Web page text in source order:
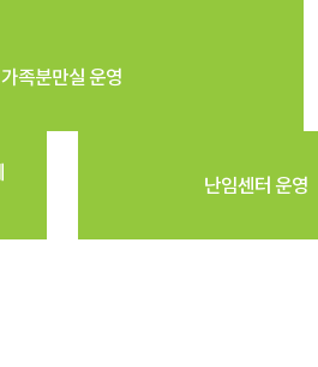
가족분만실 운영
난임센터 운영